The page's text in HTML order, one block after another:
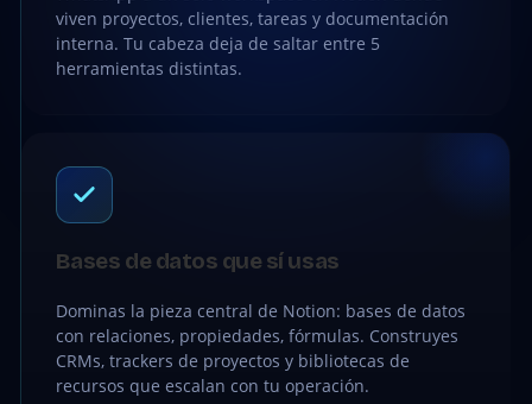
viven proyectos, clientes, tareas y documentación
interna. Tu cabeza deja de saltar entre 5
herramientas distintas.
Bases de datos que sí usas
Dominas la pieza central de Notion: bases de datos
con relaciones, propiedades, fórmulas. Construyes
CRMs, trackers de proyectos y bibliotecas de
recursos que escalan con tu operación.